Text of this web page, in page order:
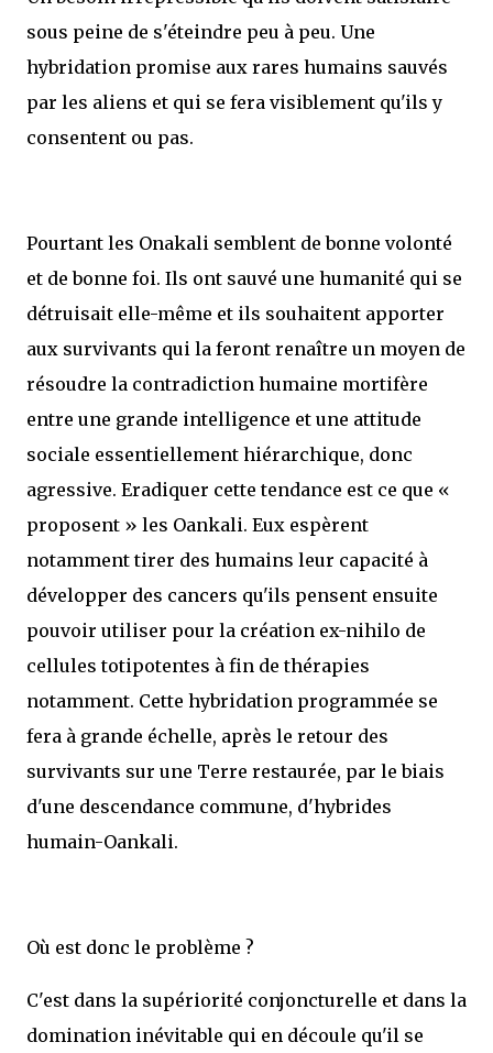
sous peine de s'éteindre peu à peu. Une
hybridation promise aux rares humains sauvés
par les aliens et qui se fera visiblement qu'ils y
consentent ou pas.
Pourtant les Onakali semblent de bonne volonté
et de bonne foi. Ils ont sauvé une humanité qui se
détruisait elle-même et ils souhaitent apporter
aux survivants qui la feront renaître un moyen de
résoudre la contradiction humaine mortifère
entre une grande intelligence et une attitude
sociale essentiellement hiérarchique, donc
agressive. Eradiquer cette tendance est ce que «
proposent » les Oankali. Eux espèrent
notamment tirer des humains leur capacité à
développer des cancers qu'ils pensent ensuite
pouvoir utiliser pour la création ex-nihilo de
cellules totipotentes à fin de thérapies
notamment. Cette hybridation programmée se
fera à grande échelle, après le retour des
survivants sur une Terre restaurée, par le biais
d'une descendance commune, d'hybrides
humain-Oankali.
Où est donc le problème ?
C'est dans la supériorité conjoncturelle et dans la
domination inévitable qui en découle qu'il se